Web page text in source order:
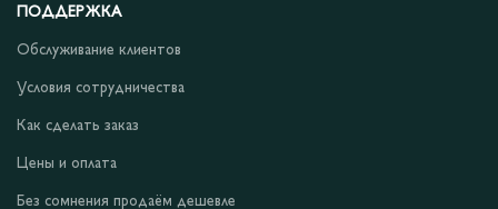
ПОДДЕРЖКА
Обслуживание клиентов
Условия сотрудничества
Как сделать заказ
Цены и оплата
Без сомнения продаём дешевле